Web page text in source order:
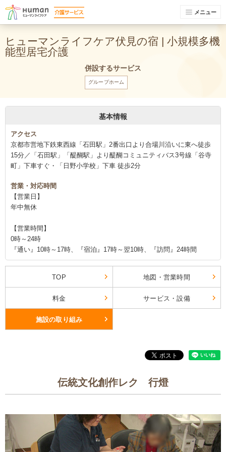
メニュー
ヒューマンライフケア伏見の宿 | 小規模多機
能型居宅介護
併設するサービス
グループホーム
基本情報
アクセス
京都市営地下鉄東西線「石田駅」2番出口より合場川沿いに東へ徒歩
15分／「石田駅」「醍醐駅」より醍醐コミュニティバス3号線「谷寺
町」下車すぐ・「日野小学校」下車 徒歩2分
営業・対応時間
【営業日】
年中無休
【営業時間】
0時～24時
『通い』10時～17時、『宿泊』17時～翌10時、『訪問』24時間
TOP 地図・営業時間
料金 サービス・設備
施設の取り組み
伝統文化創作レク 行燈